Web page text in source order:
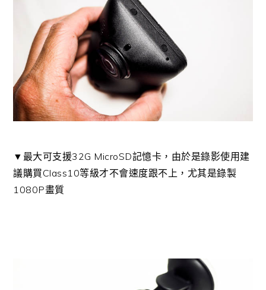
▼最大可支援32G MicroSD記憶卡，由於是錄影使用建
議購買Class10等級才不會速度跟不上，尤其是錄製
1080P畫質